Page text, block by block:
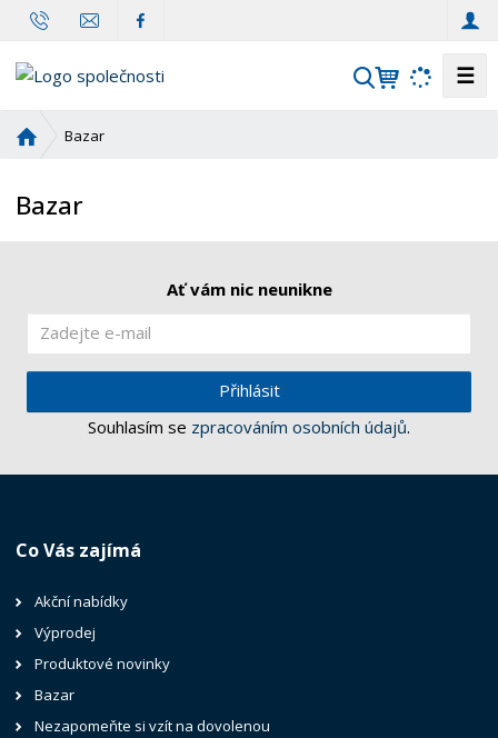
V
a
☰
v
d
r
a
n
Bazar
Bazar
Ať vám nic neunikne
Přihlásit
Souhlasím se zpracováním osobních údajů.
Co Vás zajímá
Akční nabídky
Výprodej
Produktové novinky
Bazar
Nezapomeňte si vzít na dovolenou